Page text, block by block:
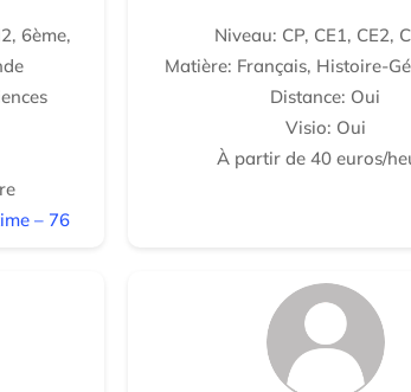
6ème,
– 76
Niveau: CP, CE1, CE2,
Matière: Français, Histoire-
Distance: Oui
Visio: Oui
À partir de 40 euros/